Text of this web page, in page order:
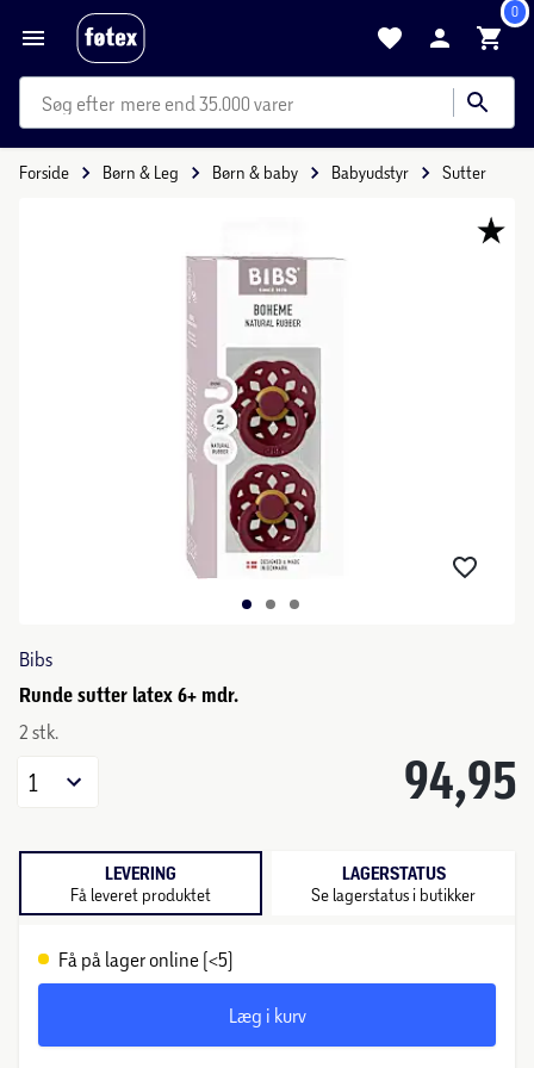
0
mere end 35.000 varer
Forside Børn & Leg Børn & baby Babyudstyr Sutter
Bibs
Runde sutter latex 6+ mdr.
2 stk.
94,95
1
LEVERING
Få leveret produktet
LAGERSTATUS
Se lagerstatus i butikker
Få på lager online (<5)
Læg i kurv